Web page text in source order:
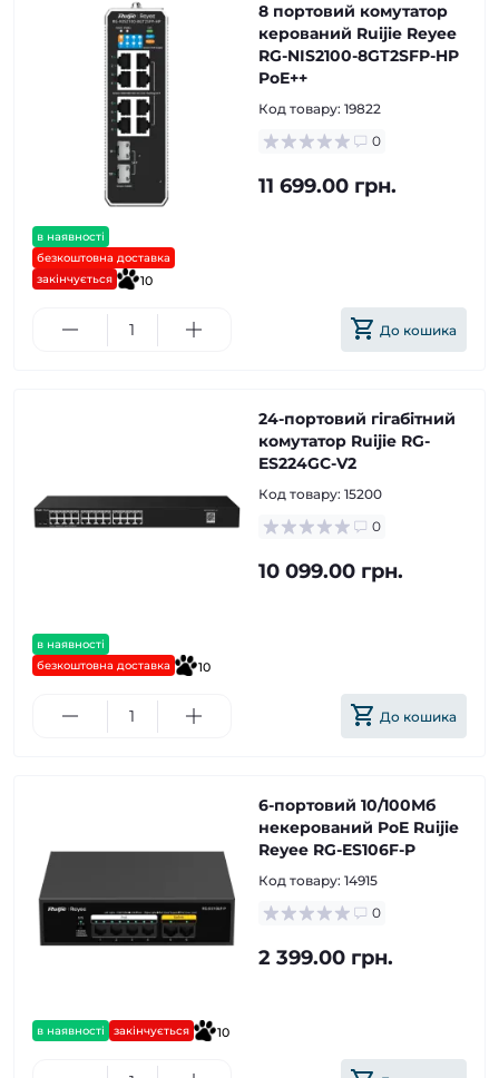
в наявності
безкоштовна доставка
закінчується
10
8 портовий комутатор
керований Ruijie Reyee
RG-NIS2100-8GT2SFP-HP
PoE++
Код товару: 19822
0
11 699.00 грн.
До кошика
в наявності
безкоштовна доставка
10
24-портовий гігабітний
комутатор Ruijie RG-
ES224GC-V2
Код товару: 15200
0
10 099.00 грн.
До кошика
в наявності закінчується 10
6-портовий 10/100Мб
некерований PoE Ruijie
Reyee RG-ES106F-P
Код товару: 14915
0
2 399.00 грн.